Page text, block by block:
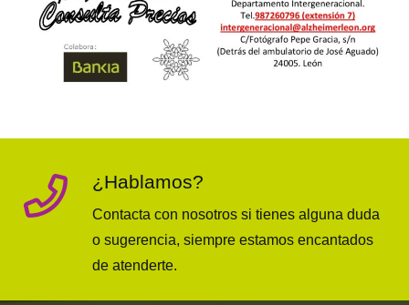
¿Hablamos?
Contacta con nosotros si tienes alguna duda
o sugerencia, siempre estamos encantados
de atenderte.